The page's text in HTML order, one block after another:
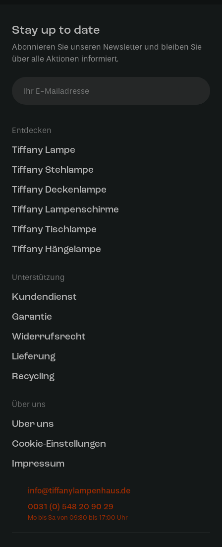
Stay up to date
Abonnieren Sie unseren Newsletter und bleiben Sie
über alle Aktionen informiert.
Entdecken
Tiffany Lampe
Tiffany Stehlampe
Tiffany Deckenlampe
Tiffany Lampenschirme
Tiffany Tischlampe
Tiffany Hängelampe
Unterstützung
Kundendienst
Garantie
Widerrufsrecht
Lieferung
Recycling
Über uns
Uber uns
Cookie-Einstellungen
Impressum
info@tiffanylampenhaus.de
0031 (0) 548 20 90 29